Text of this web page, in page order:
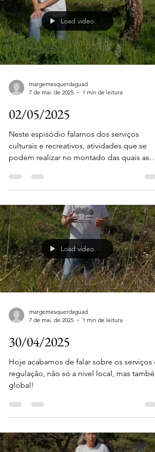
Load video
margemesquerdaguad
7 de mai. de 2025
1 min de leitura
02/05/2025
Neste espisódio falamos dos serviços
culturais e recreativos, atividades que se
podem realizar no montado das quais as
Load video
margemesquerdaguad
7 de mai. de 2025
1 min de leitura
30/04/2025
Hoje acabamos de falar sobre os serviços
regulação, não só a nível local, mas
global!